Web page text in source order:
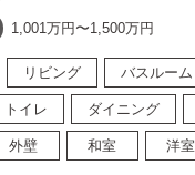
1,001万円〜1,500万円
リビング バスルーム
トイレ ダイニング
外壁 和室 洋室